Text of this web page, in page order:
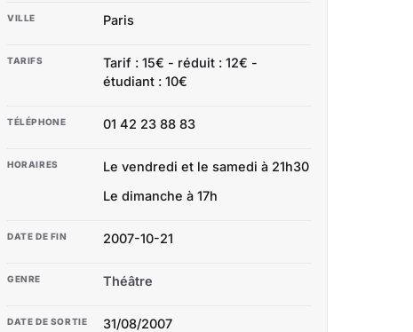
VILLE Paris
TARIFS
Tarif : 15€ - réduit : 12€ -
étudiant : 10€
TÉLÉPHONE 01 42 23 88 83
HORAIRES
Le vendredi et le samedi à 21h30
Le dimanche à 17h
DATE DE FIN 2007-10-21
GENRE Théâtre
DATE DE SORTIE 31/08/2007